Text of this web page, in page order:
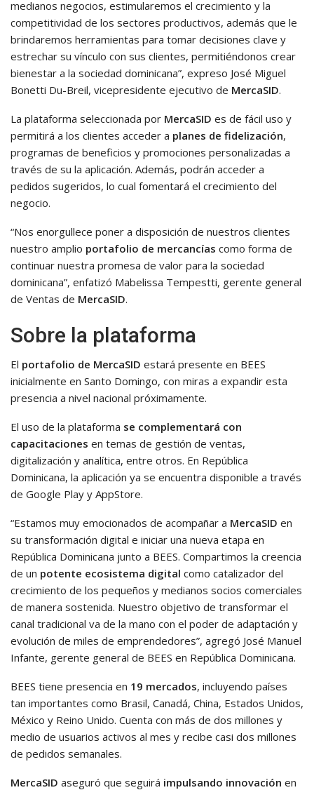
medianos negocios, estimularemos el crecimiento y la
competitividad de los sectores productivos, además que le
brindaremos herramientas para tomar decisiones clave y
estrechar su vínculo con sus clientes, permitiéndonos crear
bienestar a la sociedad dominicana”, expreso José Miguel
Bonetti Du-Breil, vicepresidente ejecutivo de MercaSID.
La plataforma seleccionada por MercaSID es de fácil uso y
permitirá a los clientes acceder a planes de fidelización,
programas de beneficios y promociones personalizadas a
través de su la aplicación. Además, podrán acceder a
pedidos sugeridos, lo cual fomentará el crecimiento del
negocio.
“Nos enorgullece poner a disposición de nuestros clientes
nuestro amplio portafolio de mercancías como forma de
continuar nuestra promesa de valor para la sociedad
dominicana”, enfatizó Mabelissa Tempestti, gerente general
de Ventas de MercaSID.
Sobre la plataforma
El portafolio de MercaSID estará presente en BEES
inicialmente en Santo Domingo, con miras a expandir esta
presencia a nivel nacional próximamente.
El uso de la plataforma se complementará con
capacitaciones en temas de gestión de ventas,
digitalización y analítica, entre otros. En República
Dominicana, la aplicación ya se encuentra disponible a través
de Google Play y AppStore.
“Estamos muy emocionados de acompañar a MercaSID en
su transformación digital e iniciar una nueva etapa en
República Dominicana junto a BEES. Compartimos la creencia
de un potente ecosistema digital como catalizador del
crecimiento de los pequeños y medianos socios comerciales
de manera sostenida. Nuestro objetivo de transformar el
canal tradicional va de la mano con el poder de adaptación y
evolución de miles de emprendedores”, agregó José Manuel
Infante, gerente general de BEES en República Dominicana.
BEES tiene presencia en 19 mercados, incluyendo países
tan importantes como Brasil, Canadá, China, Estados Unidos,
México y Reino Unido. Cuenta con más de dos millones y
medio de usuarios activos al mes y recibe casi dos millones
de pedidos semanales.
MercaSID aseguró que seguirá impulsando innovación en